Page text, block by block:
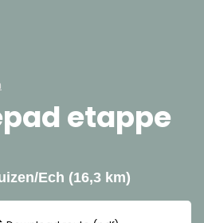
etappe
Ech (16,3 km)